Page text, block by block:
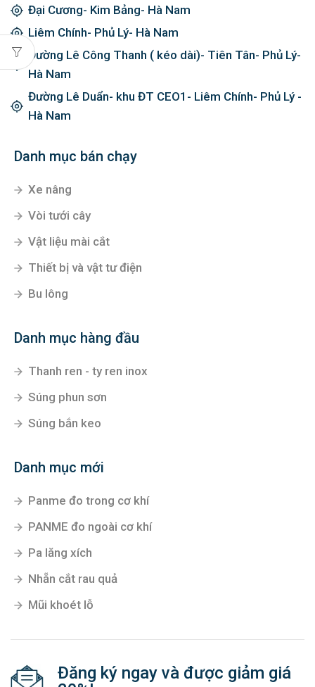
Đại Cương- Kim Bảng- Hà Nam
Liêm Chính- Phủ Lý- Hà Nam
Đường Lê Công Thanh ( kéo dài)- Tiên Tân- Phủ Lý-
Hà Nam
Đường Lê Duẩn- khu ĐT CEO1- Liêm Chính- Phủ Lý -
Hà Nam
Danh mục bán chạy
Xe nâng
Vòi tưới cây
Vật liệu mài cắt
Thiết bị và vật tư điện
Bu lông
Danh mục hàng đầu
Thanh ren - ty ren inox
Súng phun sơn
Súng bắn keo
Danh mục mới
Panme đo trong cơ khí
PANME đo ngoài cơ khí
Pa lăng xích
Nhẵn cắt rau quả
Mũi khoét lỗ
Đăng ký ngay và được giảm giá